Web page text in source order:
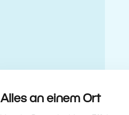
Alles an einem Ort